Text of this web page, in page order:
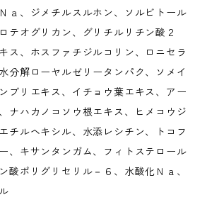
ａ、ジメチルスルホン、ソルビトール
テオグリカン、グリチルリチン酸２
ス、ホスファチジルコリン、ロニセラ
分解ローヤルゼリータンパク、ソメイ
ブリエキス、イチョウ葉エキス、アー
ナハカノコソウ根エキス、ヒメコウジ
チルヘキシル、水添レシチン、トコフ
、キサンタンガム、フィトステロール
酸ポリグリセリル－６、水酸化Ｎａ、